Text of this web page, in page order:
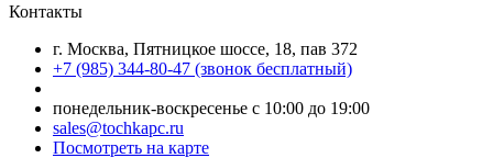
Контакты
г. Москва, Пятницкое шоссе, 18, пав 372
+7 (985) 344-80-47 (звонок бесплатный)
понедельник-воскресенье с 10:00 до 19:00
sales@tochkapc.ru
Посмотреть на карте